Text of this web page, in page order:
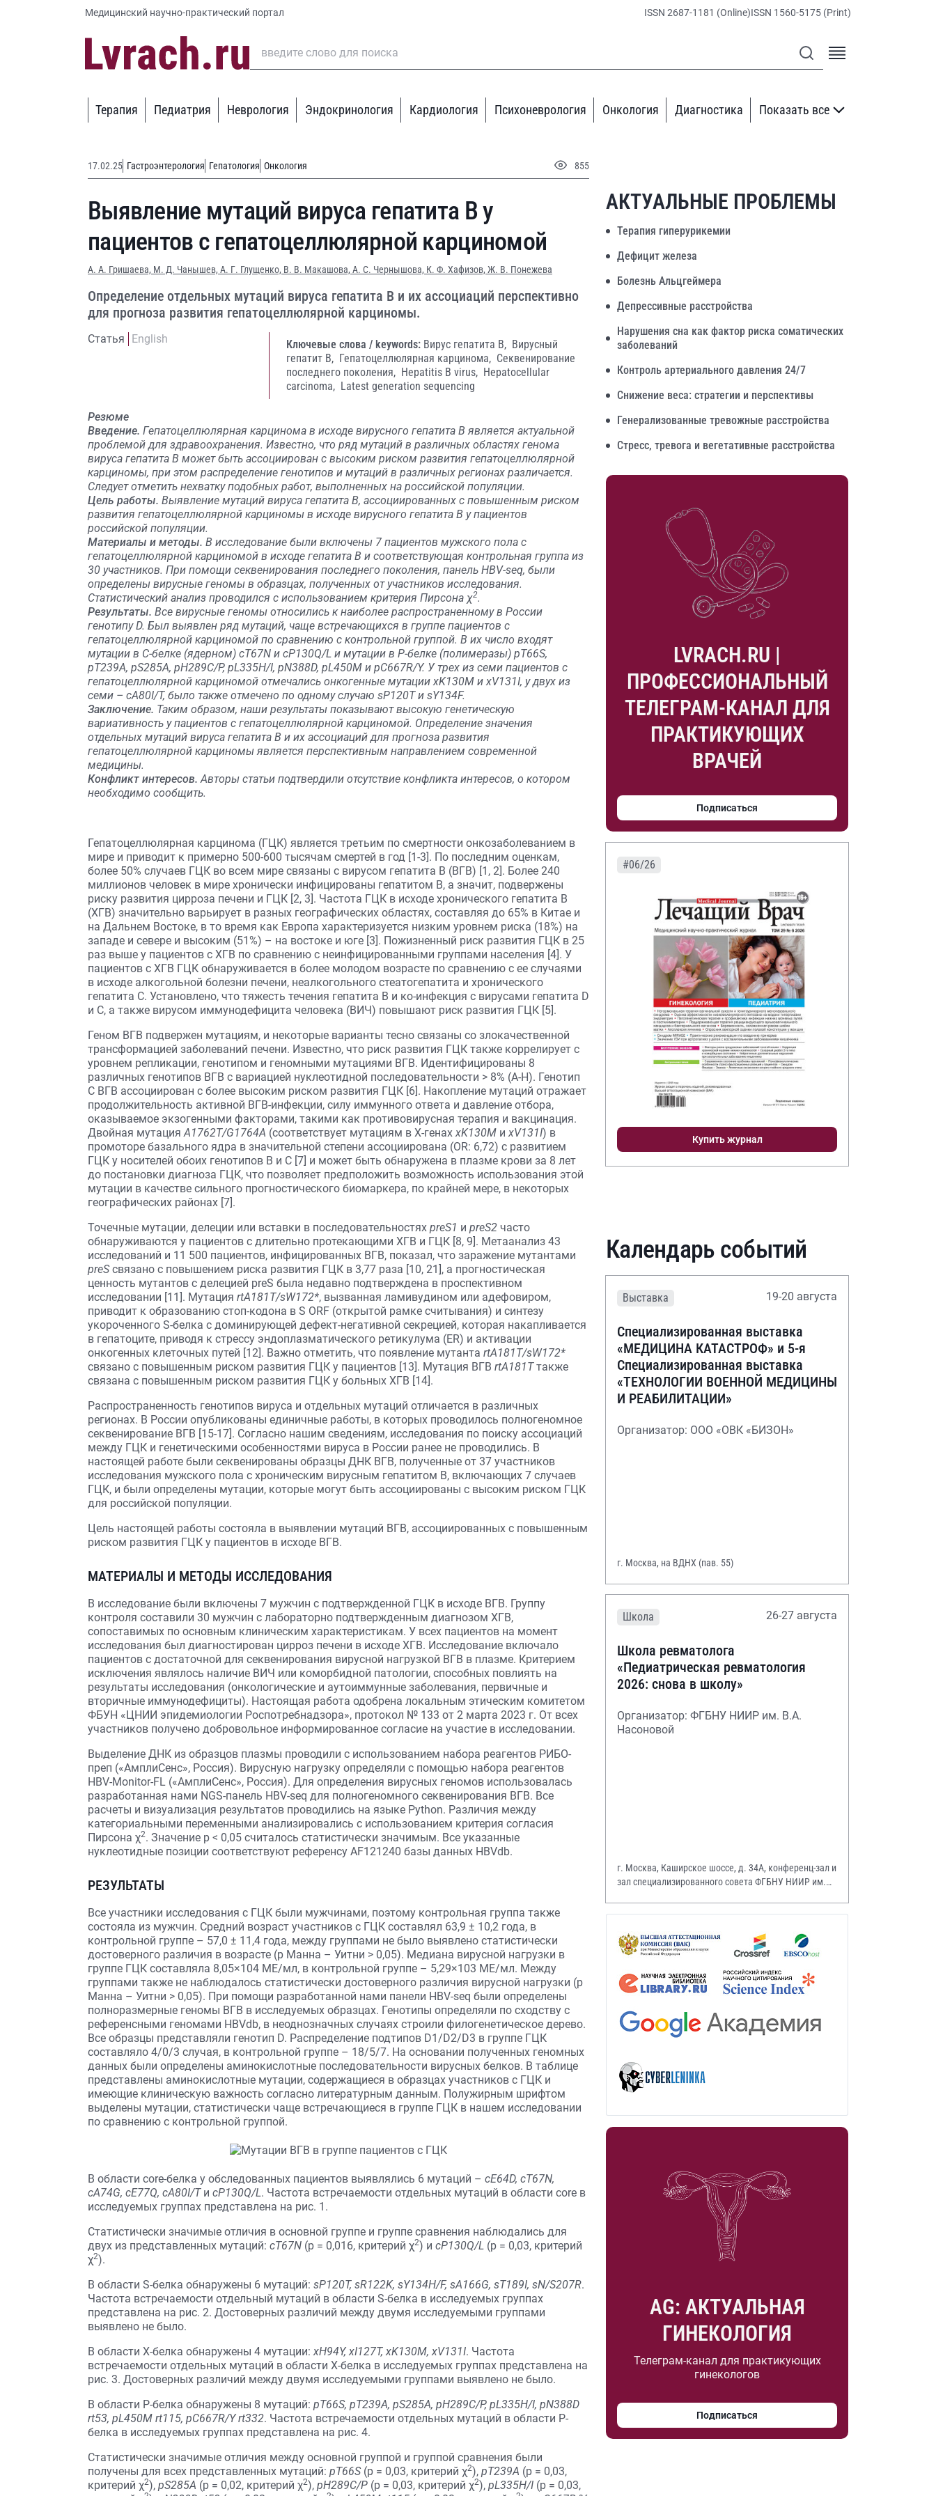
Медицинский научно-практический портал ISSN 2687-1181 (Online)ISSN 1560-5175 (Print)
Терапия Педиатрия Неврология Эндокринология Кардиология Психоневрология Онкология Диагностика Показать все
17.02.25 Гастроэнтерология Гепатология Онкология 855
Выявление мутаций вируса гепатита В у
пациентов с гепатоцеллюлярной карциномой
А. А. Гришаева, М. Д. Чанышев, А. Г. Глущенко, В. В. Макашова, А. С. Чернышова, К. Ф. Хафизов, Ж. В. Понежева
Определение отдельных мутаций вируса гепатита В и их ассоциаций перспективно
для прогноза развития гепатоцеллюлярной карциномы.
Статья English Ключевые слова / keywords: Вирус гепатита B, Вирусный
гепатит В, Гепатоцеллюлярная карцинома, Секвенирование
последнего поколения, Hepatitis B virus, Hepatocellular
carcinoma, Latest generation sequencing
Резюме
Введение. Гепатоцеллюлярная карцинома в исходе вирусного гепатита В является актуальной
проблемой для здравоохранения. Известно, что ряд мутаций в различных областях генома
вируса гепатита В может быть ассоциирован с высоким риском развития гепатоцеллюлярной
карциномы, при этом распределение генотипов и мутаций в различных регионах различается.
Следует отметить нехватку подобных работ, выполненных на российской популяции.
Цель работы. Выявление мутаций вируса гепатита В, ассоциированных с повышенным риском
развития гепатоцеллюлярной карциномы в исходе вирусного гепатита В у пациентов
российской популяции.
Материалы и методы. В исследование были включены 7 пациентов мужского пола с
гепатоцеллюлярной карциномой в исходе гепатита В и соответствующая контрольная группа из
30 участников. При помощи секвенирования последнего поколения, панель HBV-seq, были
определены вирусные геномы в образцах, полученных от участников исследования.
Статистический анализ проводился с использованием критерия Пирсона χ2.
Результаты. Все вирусные геномы относились к наиболее распространенному в России
генотипу D. Был выявлен ряд мутаций, чаще встречающихся в группе пациентов с
гепатоцеллюлярной карциномой по сравнению с контрольной группой. В их число входят
мутации в C-белке (ядерном) cT67N и cP130Q/L и мутации в P-белке (полимеразы) pT66S,
pT239A, pS285A, pH289C/P, pL335H/I, pN388D, pL450M и pC667R/Y. У трех из семи пациентов с
гепатоцеллюлярной карциномой отмечались онкогенные мутации xK130M и xV131I, у двух из
семи – cA80I/T, было также отмечено по одному случаю sP120T и sY134F.
Заключение. Таким образом, наши результаты показывают высокую генетическую
вариативность у пациентов с гепатоцеллюлярной карциномой. Определение значения
отдельных мутаций вируса гепатита В и их ассоциаций для прогноза развития
гепатоцеллюлярной карциномы является перспективным направлением современной
медицины.
Конфликт интересов. Авторы статьи подтвердили отсутствие конфликта интересов, о котором
необходимо сообщить.
Гепатоцеллюлярная карцинома (ГЦК) является третьим по смертности онкозаболеванием в
мире и приводит к примерно 500-600 тысячам смертей в год [1-3]. По последним оценкам,
более 50% случаев ГЦК во всем мире связаны с вирусом гепатита В (ВГВ) [1, 2]. Более 240
миллионов человек в мире хронически инфицированы гепатитом В, а значит, подвержены
риску развития цирроза печени и ГЦК [2, 3]. Частота ГЦК в исходе хронического гепатита B
(ХГВ) значительно варьирует в разных географических областях, составляя до 65% в Китае и
на Дальнем Востоке, в то время как Европа характеризуется низким уровнем риска (18%) на
западе и севере и высоким (51%) – на востоке и юге [3]. Пожизненный риск развития ГЦК в 25
раз выше у пациентов с ХГВ по сравнению с неинфицированными группами населения [4]. У
пациентов с ХГВ ГЦК обнаруживается в более молодом возрасте по сравнению с ее случаями
в исходе алкогольной болезни печени, неалкогольного стеатогепатита и хронического
гепатита С. Установлено, что тяжесть течения гепатита В и ко-инфекция с вирусами гепатита D
и С, а также вирусом иммунодефицита человека (ВИЧ) повышают риск развития ГЦК [5].
Геном ВГВ подвержен мутациям, и некоторые варианты тесно связаны со злокачественной
трансформацией заболеваний печени. Известно, что риск развития ГЦК также коррелирует с
уровнем репликации, генотипом и геномными мутациями ВГВ. Идентифицированы 8
различных генотипов ВГВ с вариацией нуклеотидной последовательности > 8% (A-H). Генотип
С ВГВ ассоциирован с более высоким риском развития ГЦК [6]. Накопление мутаций отражает
продолжительность активной ВГВ-инфекции, силу иммунного ответа и давление отбора,
оказываемое экзогенными факторами, такими как противовирусная терапия и вакцинация.
Двойная мутацияA1762T/G1764A (соответствует мутациям в Х-генахxK130M иxV131I) в
промоторе базального ядра в значительной степени ассоциирована (OR: 6,72) с развитием
ГЦК у носителей обоих генотипов В и С [7] и может быть обнаружена в плазме крови за 8 лет
до постановки диагноза ГЦК, что позволяет предположить возможность использования этой
мутации в качестве сильного прогностического биомаркера, по крайней мере, в некоторых
географических районах [7].
Точечные мутации, делеции или вставки в последовательностях preS1 и рreS2 часто
обнаруживаются у пациентов с длительно протекающими ХГВ и ГЦК [8, 9]. Метаанализ 43
исследований и 11 500 пациентов, инфицированных ВГВ, показал, что заражение мутантами
preSсвязано с повышением риска развития ГЦК в 3,77 раза [10, 21], а прогностическая
ценность мутантов с делецией preS была недавно подтверждена в проспективном
исследовании [11]. Мутация rtA181T/sW172*, вызванная ламивудином или адефовиром,
приводит к образованию стоп-кодона в S ORF (открытой рамке считывания) и синтезу
укороченного S-белка с доминирующей дефект-негативной секрецией, которая накапливается
в гепатоците, приводя к стрессу эндоплазматического ретикулума (ER) и активации
онкогенных клеточных путей [12]. Важно отметить, что появление мутанта rtA181T/sW172*
связано с повышенным риском развития ГЦК у пациентов [13]. Мутация ВГВ rtA181Tтакже
связана с повышенным риском развития ГЦК у больных ХГB [14].
Распространенность генотипов вируса и отдельных мутаций отличается в различных
регионах. В России опубликованы единичные работы, в которых проводилось полногеномное
секвенирование ВГВ [15-17]. Согласно нашим сведениям, исследования по поиску ассоциаций
между ГЦК и генетическими особенностями вируса в России ранее не проводились. В
настоящей работе были секвенированы образцы ДНК ВГВ, полученные от 37 участников
исследования мужского пола с хроническим вирусным гепатитом В, включающих 7 случаев
ГЦК, и были определены мутации, которые могут быть ассоциированы с высоким риском ГЦК
для российской популяции.
Цель настоящей работы состояла в выявлении мутаций ВГВ, ассоциированных с повышенным
риском развития ГЦК у пациентов в исходе ВГВ.
МАТЕРИАЛЫ И МЕТОДЫ ИССЛЕДОВАНИЯ
В исследование были включены 7 мужчин с подтвержденной ГЦК в исходе ВГВ. Группу
контроля составили 30 мужчин с лабораторно подтвержденным диагнозом ХГВ,
сопоставимых по основным клиническим характеристикам. У всех пациентов на момент
исследования был диагностирован цирроз печени в исходе ХГВ. Исследование включало
пациентов с достаточной для секвенирования вирусной нагрузкой ВГВ в плазме. Критерием
исключения являлось наличие ВИЧ или коморбидной патологии, способных повлиять на
результаты исследования (онкологические и аутоиммунные заболевания, первичные и
вторичные иммунодефициты). Настоящая работа одобрена локальным этическим комитетом
ФБУН «ЦНИИ эпидемиологии Роспотребнадзора», протокол № 133 от 2 марта 2023 г. От всех
участников получено добровольное информированное согласие на участие в исследовании.
Выделение ДНК из образцов плазмы проводили с использованием набора реагентов РИБО-
преп («АмплиСенс», Россия). Вирусную нагрузку определяли с помощью набора реагентов
HBV-Monitor-FL («АмплиСенс», Россия). Для определения вирусных геномов использовалась
разработанная нами NGS-панель HBV-seq для полногеномного секвенирования ВГВ. Все
расчеты и визуализация результатов проводились на языке Python. Различия между
категориальными переменными анализировались с использованием критерия согласия
Пирсона χ2. Значение p < 0,05 считалось статистически значимым. Все указанные
нуклеотидные позиции соответствуют референсу AF121240 базы данных HBVdb.
РЕЗУЛЬТАТЫ
Все участники исследования с ГЦК были мужчинами, поэтому контрольная группа также
состояла из мужчин. Средний возраст участников с ГЦК составлял 63,9 ± 10,2 года, в
контрольной группе – 57,0 ± 11,4 года, между группами не было выявлено статистически
достоверного различия в возрасте (р Манна – Уитни > 0,05). Медиана вирусной нагрузки в
группе ГЦК составляла 8,05×104 МЕ/мл, в контрольной группе – 5,29×103 МЕ/мл. Между
группами также не наблюдалось статистически достоверного различия вирусной нагрузки (p
Манна – Уитни > 0,05). При помощи разработанной нами панели HBV-seq были определены
полноразмерные геномы ВГВ в исследуемых образцах. Генотипы определяли по сходству с
референсными геномами HBVdb, в неоднозначных случаях строили филогенетическое дерево.
Все образцы представляли генотип D. Распределение подтипов D1/D2/D3 в группе ГЦК
составляло 4/0/3 случая, в контрольной группе – 18/5/7. На основании полученных геномных
данных были определены аминокислотные последовательности вирусных белков. В таблице
представлены аминокислотные мутации, содержащиеся в образцах участников с ГЦК и
имеющие клиническую важность согласно литературным данным. Полужирным шрифтом
выделены мутации, статистически чаще встречающиеся в группе ГЦК в нашем исследовании
по сравнению с контрольной группой.
В области core-белка у обследованных пациентов выявлялись 6 мутаций – cE64D, cT67N,
cA74G, cE77Q, cA80I/T и cP130Q/L. Частота встречаемости отдельных мутаций в области core в
исследуемых группах представлена на рис. 1.
Статистически значимые отличия в основной группе и группе сравнения наблюдались для
двух из представленных мутаций: cT67N (р = 0,016, критерий χ2) и cP130Q/L (р = 0,03, критерий
χ2).
В области S-белка обнаружены 6 мутаций: sP120T, sR122K, sY134H/F, sA166G, sT189I, sN/S207R.
Частота встречаемости отдельный мутаций в области S-белка в исследуемых группах
представлена на рис. 2. Достоверных различий между двумя исследуемыми группами
выявлено не было.
В области Х-белка обнаружены 4 мутации: xH94Y, xI127T, xK130M, xV131I. Частота
встречаемости отдельных мутаций в области Х-белка в исследуемых группах представлена на
рис. 3. Достоверных различий между двумя исследуемыми группами выявлено не было.
В области Р-белка обнаружены 8 мутаций: pT66S, pT239A, pS285A, pH289C/P, pL335H/I, pN388D
rt53, pL450M rt115, pC667R/Y rt332. Частота встречаемости отдельных мутаций в области P-
белка в исследуемых группах представлена на рис. 4.
Статистически значимые отличия между основной группой и группой сравнения были
получены для всех представленных мутаций: pT66S (р = 0,03, критерий χ2), pT239A (р = 0,03,
критерий χ2), pS285A (р = 0,02, критерий χ2), pH289C/P (р = 0,03, критерий χ2), pL335H/I (р = 0,03,
АКТУАЛЬНЫЕ ПРОБЛЕМЫ
Терапия гиперурикемии
Дефицит железа
Болезнь Альцгеймера
Депрессивные расстройства
Нарушения сна как фактор риска соматических
заболеваний
Контроль артериального давления 24/7
Снижение веса: стратегии и перспективы
Генерализованные тревожные расстройства
Стресс, тревога и вегетативные расстройства
LVRACH.RU |
ПРОФЕССИОНАЛЬНЫЙ
ТЕЛЕГРАМ-КАНАЛ ДЛЯ
ПРАКТИКУЮЩИХ
ВРАЧЕЙ
Подписаться
#06/26
Купить журнал
Календарь событий
Выставка 19-20 августа
Специализированная выставка
«МЕДИЦИНА КАТАСТРОФ» и 5-я
Специализированная выставка
«ТЕХНОЛОГИИ ВОЕННОЙ МЕДИЦИНЫ
И РЕАБИЛИТАЦИИ»
Организатор: ООО «ОВК «БИЗОН»
г. Москва, на ВДНХ (пав. 55)
Школа 26-27 августа
Школа ревматолога
«Педиатрическая ревматология
2026: снова в школу»
Организатор: ФГБНУ НИИР им. В.А.
Насоновой
г. Москва, Каширское шоссе, д. 34А, конференц-зал и
зал специализированного совета ФГБНУ НИИР им.
AG: АКТУАЛЬНАЯ
ГИНЕКОЛОГИЯ
Телеграм-канал для практикующих
гинекологов
Подписаться